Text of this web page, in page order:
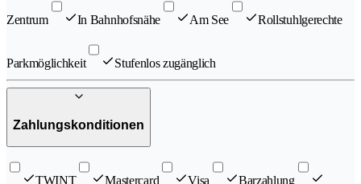
Zentrum In Bahnhofsnähe Am See Rollstuhlgerechte
Parkmöglichkeit Stufenlos zugänglich
Zahlungskonditionen
TWINT Mastercard Visa Barzahlung